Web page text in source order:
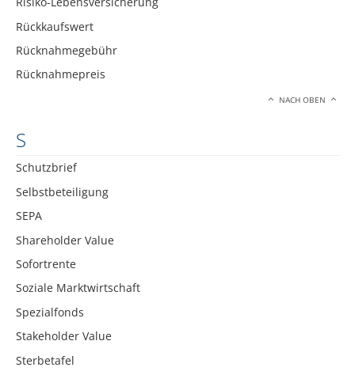
Rückkaufswert
Rücknahmegebühr
Rücknahmepreis
NACH OBEN
S
Schutzbrief
Selbstbeteiligung
SEPA
Shareholder Value
Sofortrente
Soziale Marktwirtschaft
Spezialfonds
Stakeholder Value
Sterbetafel